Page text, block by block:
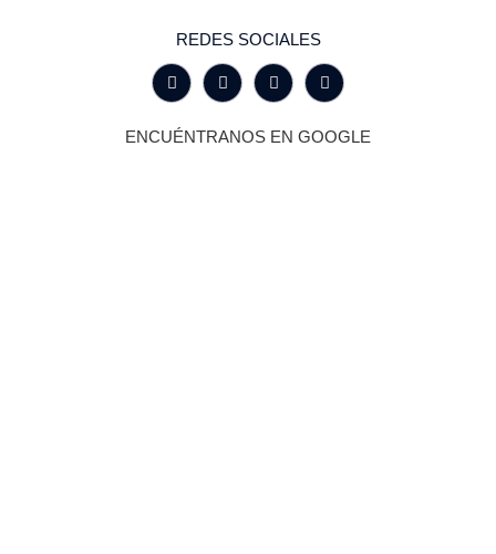
REDES SOCIALES
ENCUÉNTRANOS EN GOOGLE